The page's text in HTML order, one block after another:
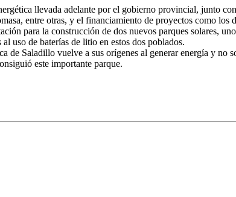
llevada adelante por el gobierno provincial, junto
entre otras, y el financiamiento de proyectos como los
para la construcción de dos nuevos parques solares,
uso de baterías de litio en estos dos poblados.
de Saladillo vuelve a sus orígenes al generar energía y no
este importante parque.